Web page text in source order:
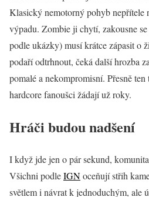
Klasický nemotorný pohyb nepřítele
výpadu. Zombie ji chytí, zakousne se
podle ukázky) musí krátce zápasit o
podaří odtrhnout, čeká další hrozba
pomalé a nekompromisní. Přesně
hardcore fanoušci žádají už roky.
Hráči budou nadšení
I když jde jen o pár sekund,
Všichni podleIGNoceňují střih
světlem i návrat k jednoduchým, ale